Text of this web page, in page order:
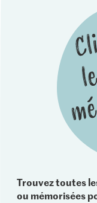
Trouvez toutes
ou mémorisées